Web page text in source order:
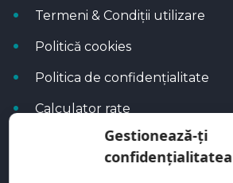
Gestionează-ți
confidențialitatea
Termeni & Condiții utilizare
Politică cookies
Politica de confidențialitate
Calculator rate
Blog Autoflux